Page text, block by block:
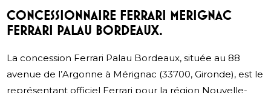
CONCESSIONNAIRE FERRARI MERIGNAC
FERRARI PALAU BORDEAUX.
La concession Ferrari Palau Bordeaux, située au 88
avenue de l’Argonne à Mérignac (33700, Gironde), est le
représentant officiel Ferrari pour la région Nouvelle-